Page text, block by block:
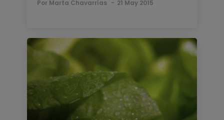
Por Marta Chavarrías 21 May 2015